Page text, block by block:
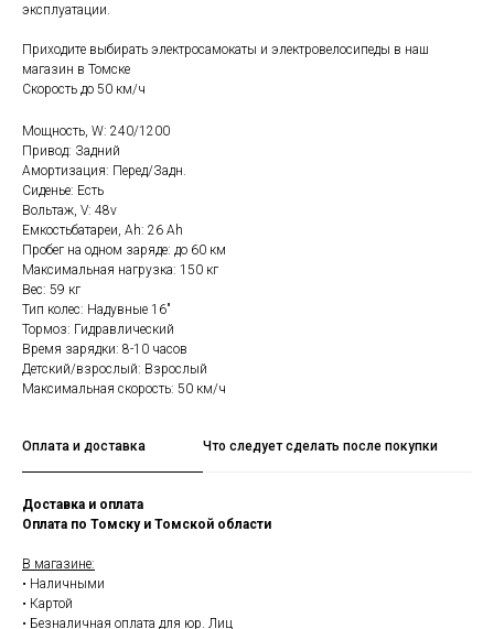
эксплуатации.
Приходите выбирать электросамокаты и электровелосипеды в наш
магазин в Томске
Скорость до 50 км/ч
Мощность, W: 240/1200
Привод: Задний
Амортизация: Перед/Задн.
Сиденье: Есть
Вольтаж, V: 48v
Емкостьбатареи, Ah: 26 Ah
Пробег на одном заряде: до 60 км
Максимальная нагрузка: 150 кг
Вес: 59 кг
Тип колес: Надувные 16"
Тормоз: Гидравлический
Время зарядки: 8-10 часов
Детский/взрослый: Взрослый
Максимальная скорость: 50 км/ч
Оплата и доставка Что следует сделать после покупки
Доставка и оплата
Оплата по Томску и Томской области
В магазине:
• Наличными
• Картой
• Безналичная оплата для юр. Лиц